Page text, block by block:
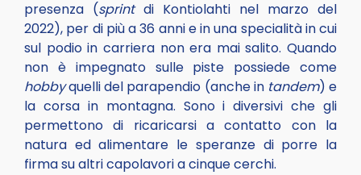
presenza (sprintdi Kontiolahti nel marzo del
2022), per di più a 36 anni e in una specialità in cui
sul podio in carriera non era mai salito. Quando
non è impegnato sulle piste possiede come
hobbyquelli del parapendio (anche in tandem) e
la corsa in montagna. Sono i diversivi che gli
permettono di ricaricarsi a contatto con la
natura ed alimentare le speranze di porre la
firma su altri capolavori a cinque cerchi.